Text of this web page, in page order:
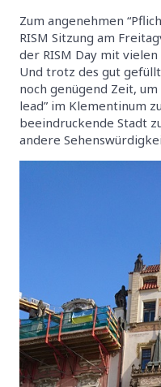
Zum angenehmen
RISM Sitzung am
der RISM Day mit
Und trotz des gut
noch genügend Zeit,
lead” im Klementinum
beeindruckende Stadt
andere